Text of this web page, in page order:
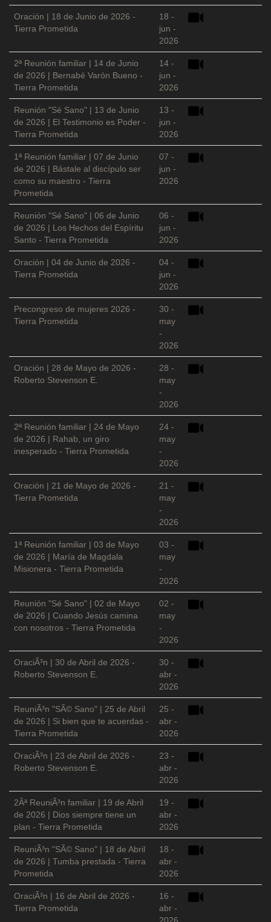
Oración | 18 de Junio de 2026 -
Tierra Prometida
18 -
jun -
2026
2ª Reunión familiar | 14 de Junio
de 2026 | Bernabé Varón Bueno -
Tierra Prometida
14 -
jun -
2026
Reunión "Sé Sano" | 13 de Junio
de 2026 | El Testimonio es Poder -
Tierra Prometida
13 -
jun -
2026
1ª Reunión familiar | 07 de Junio
de 2026 | Bástale al discípulo ser
como su maestro - Tierra
Prometida
07 -
jun -
2026
Reunión "Sé Sano" | 06 de Junio
de 2026 | Los Hechos del Espíritu
Santo - Tierra Prometida
06 -
jun -
2026
Oración | 04 de Junio de 2026 -
Tierra Prometida
04 -
jun -
2026
Precongreso de mujeres 2026 -
Tierra Prometida
30 -
may
-
2026
Oración | 28 de Mayo de 2026 -
Roberto Stevenson E.
28 -
may
-
2026
2ª Reunión familiar | 24 de Mayo
de 2026 | Rahab, un giro
inesperado - Tierra Prometida
24 -
may
-
2026
Oración | 21 de Mayo de 2026 -
Tierra Prometida
21 -
may
-
2026
1ª Reunión familiar | 03 de Mayo
de 2026 | María de Magdala
Misionera - Tierra Prometida
03 -
may
-
2026
Reunión "Sé Sano" | 02 de Mayo
de 2026 | Cuando Jesús camina
con nosotros - Tierra Prometida
02 -
may
-
2026
OraciÃ³n | 30 de Abril de 2026 -
Roberto Stevenson E.
30 -
abr -
2026
ReuniÃ³n "SÃ© Sano" | 25 de Abril
de 2026 | Si bien que te acuerdas -
Tierra Prometida
25 -
abr -
2026
OraciÃ³n | 23 de Abril de 2026 -
Roberto Stevenson E.
23 -
abr -
2026
2Âª ReuniÃ³n familiar | 19 de Abril
de 2026 | Dios siempre tiene un
plan - Tierra Prometida
19 -
abr -
2026
ReuniÃ³n "SÃ© Sano" | 18 de Abril
de 2026 | Tumba prestada - Tierra
Prometida
18 -
abr -
2026
OraciÃ³n | 16 de Abril de 2026 -
Tierra Prometida
16 -
abr -